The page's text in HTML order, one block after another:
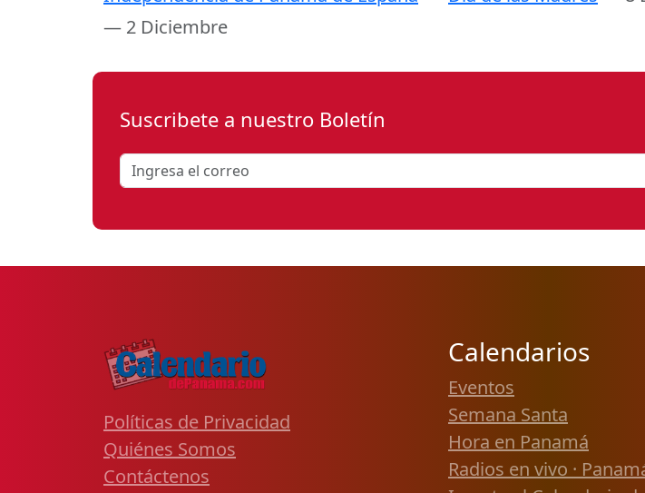
— 2 Diciembre
Suscribete a nuestro Boletín
Políticas de Privacidad
Quiénes Somos
Contáctenos
Calendarios
Eventos
Semana Santa
Hora en Panamá
Radios en vivo ·